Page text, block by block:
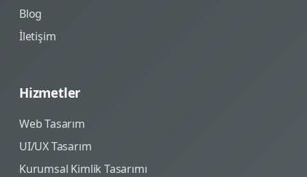
Blog
İletişim
Hizmetler
Web Tasarım
UI/UX Tasarım
Kurumsal Kimlik Tasarımı